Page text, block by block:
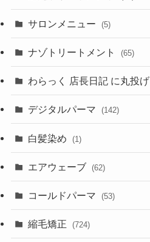
サロンメニュー (5)
ナゾトリートメント (65)
わらっく 店長日記 に丸投げ
デジタルパーマ (142)
白髪染め (1)
エアウェーブ (62)
コールドパーマ (53)
縮毛矯正 (724)